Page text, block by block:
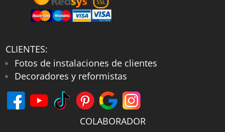
CLIENTES:
Fotos de instalaciones de clientes
Decoradores y reformistas
COLABORADOR